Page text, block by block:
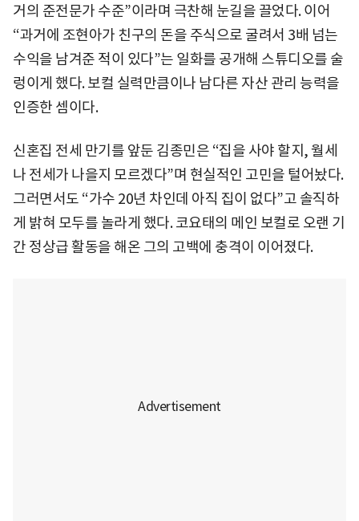
거의 준전문가 수준”이라며 극찬해 눈길을 끌었다. 이어
“과거에 조현아가 친구의 돈을 주식으로 굴려서 3배 넘는
수익을 남겨준 적이 있다”는 일화를 공개해 스튜디오를 술
렁이게 했다. 보컬 실력만큼이나 남다른 자산 관리 능력을
인증한 셈이다.
신혼집 전세 만기를 앞둔 김종민은 “집을 사야 할지, 월세
나 전세가 나을지 모르겠다”며 현실적인 고민을 털어놨다.
그러면서도 “가수 20년 차인데 아직 집이 없다”고 솔직하
게 밝혀 모두를 놀라게 했다. 코요태의 메인 보컬로 오랜 기
간 정상급 활동을 해온 그의 고백에 충격이 이어졌다.